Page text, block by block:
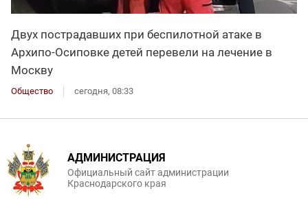
Двух пострадавших при беспилотной атаке в
Архипо-Осиповке детей перевели на лечение в
Москву
Общество сегодня, 08:33
АДМИНИСТРАЦИЯ
Официальный сайт администрации
Краснодарского края